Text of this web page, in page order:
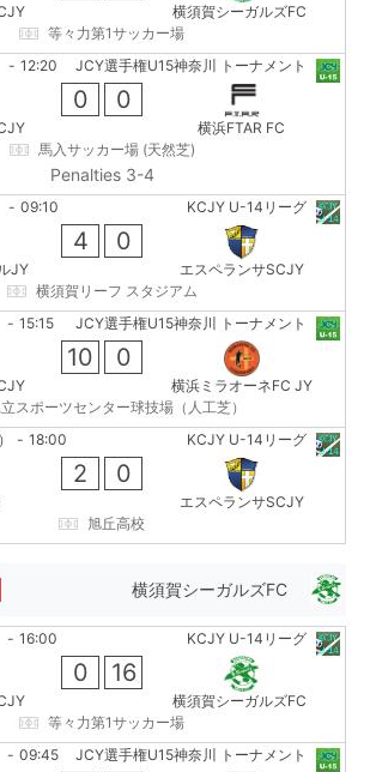
横須賀シーガルズFC
等々力第1サッカー場
JCY選手権U15神奈川 トーナメント
- 12:20
0 0
横浜FTAR FC
馬入サッカー場 (天然芝)
Penalties 3-4
KCJY U-14リーグ
- 09:10
JY
4 0
エスペランサSCJY
横須賀リーフ スタジアム
JCY選手権U15神奈川 トーナメント
- 15:15
10 0
横浜ミラオーネFC JY
スポーツセンター球技場（人工芝）
KCJY U-14リーグ
- 18:00
2 0
エスペランサSCJY
旭丘高校
横須賀シーガルズFC
KCJY U-14リーグ
- 16:00
0 16
横須賀シーガルズFC
等々力第1サッカー場
JCY選手権U15神奈川 トーナメント
- 09:45